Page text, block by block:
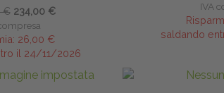
€ 234,00 €
26,00 €
il 24/11/2026
IVA
saldando